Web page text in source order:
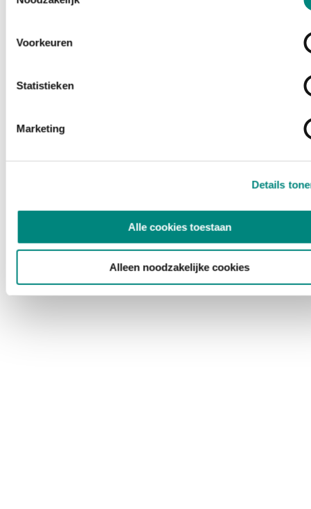
Voorkeuren
Statistieken
Marketing
Details
Alle cookies toestaan
Alleen noodzakelijke cookies